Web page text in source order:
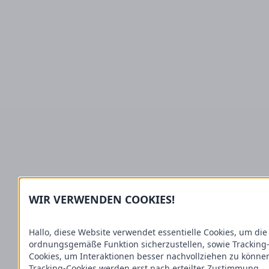
WIR VERWENDEN COOKIES!
Hallo, diese Website verwendet essentielle Cookies, um die
ordnungsgemäße Funktion sicherzustellen, sowie Tracking-
Cookies, um Interaktionen besser nachvollziehen zu